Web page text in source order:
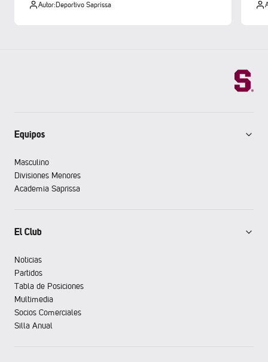
Autor:Deportivo Saprissa
Equipos
Masculino
Divisiones Menores
Academia Saprissa
El Club
Noticias
Partidos
Tabla de Posiciones
Multimedia
Socios Comerciales
Silla Anual